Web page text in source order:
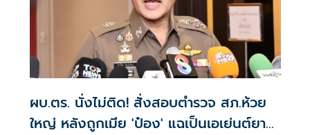
ผบ.ตร. นั่งไม่ติด! สั่งสอบตำรวจ สภ.ห้วย
ใหญ่ หลังถูกเมีย 'ป๋อง' แฉเป็นเอเย่นต์ยา